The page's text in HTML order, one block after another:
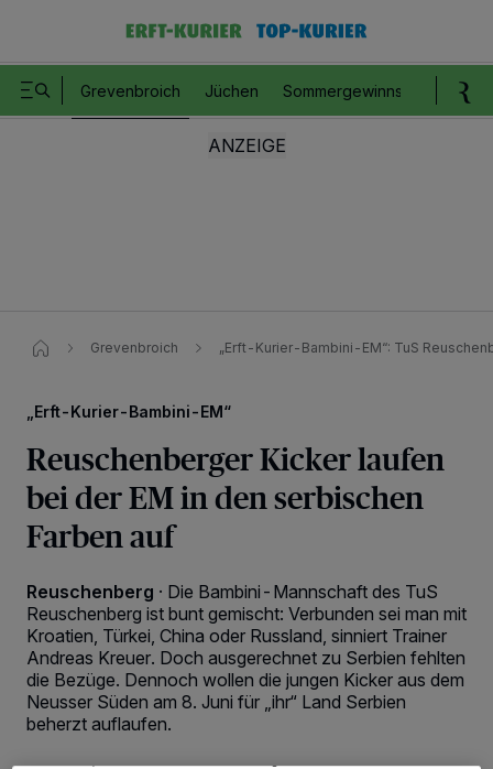
Grevenbroich Jüchen Sommergewinnspiel
Grevenbroich „Erft-Kurier-Bambini-EM“​: TuS
„Erft-Kurier-Bambini-EM“
Reuschenberger Kicker laufen
bei der EM in den serbischen
Farben auf
Reuschenberg · Die Bambini-Mannschaft des TuS
Reuschenberg ist bunt gemischt: Verbunden sei man mit
Kroatien, Türkei, China oder Russland, sinniert Trainer
Andreas Kreuer. Doch ausgerechnet zu Serbien fehlten
die Bezüge. Dennoch wollen die jungen Kicker aus dem
Neusser Süden am 8. Juni für „ihr“ Land Serbien
beherzt auflaufen.
Wir und unsere218-Partner speichern und greifen auf personenbezogene Daten
wie Browserdaten oder eindeutige Kennungen auf Ihrem Gerät zu. Durch Auswahl
von OK aktivieren Sie Tracking-Technologien für die unter „Wir und unsere
Partner verarbeiten Daten, um Ihnen Dienste bereitzustellen“ aufgeführten
Zwecke. Wenn Tracker deaktiviert sind, sind manche Inhalte und Anzeigen
möglicherweise nicht mehr so relevant für Sie. Sie können dieses Menü jederzeit